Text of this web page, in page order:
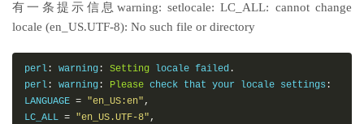
有一条提示信息warning: setlocale: LC_ALL: cannot change
locale (en_US.UTF-8): No such file or directory
perl : warning : Setting locale failed .
perl : warning : Please check that your locale settings :
LANGUAGE = "en_US:en" ,
LC_ALL = "en_US.UTF-8" ,